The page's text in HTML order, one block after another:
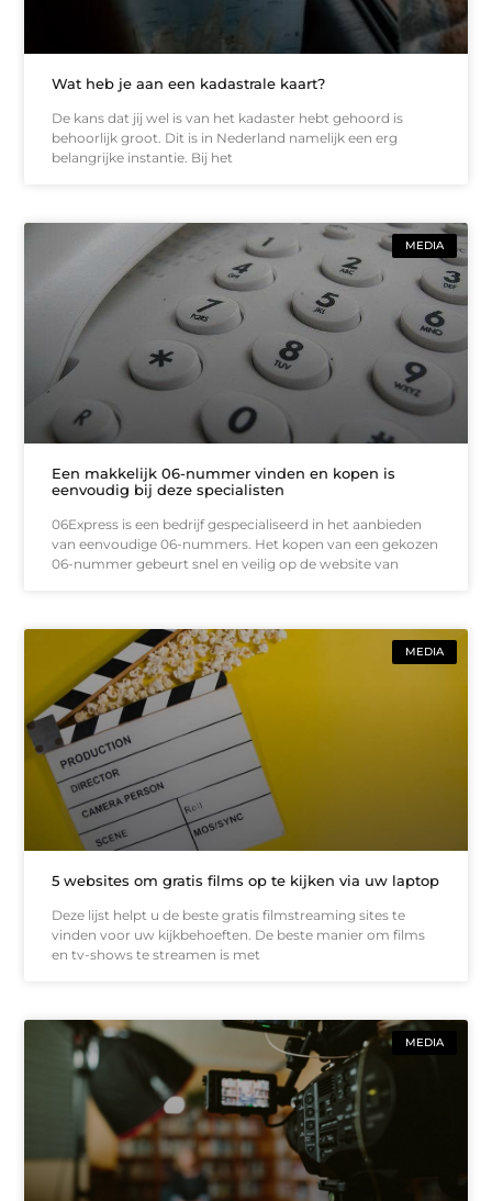
Wat heb je aan een kadastrale kaart?
De kans dat jij wel is van het kadaster hebt gehoord is
behoorlijk groot. Dit is in Nederland namelijk een erg
belangrijke instantie. Bij het
MEDIA
Een makkelijk 06-nummer vinden en kopen is
eenvoudig bij deze specialisten
06Express is een bedrijf gespecialiseerd in het aanbieden
van eenvoudige 06-nummers. Het kopen van een gekozen
06-nummer gebeurt snel en veilig op de website van
MEDIA
5 websites om gratis films op te kijken via uw laptop
Deze lijst helpt u de beste gratis filmstreaming sites te
vinden voor uw kijkbehoeften. De beste manier om films
en tv-shows te streamen is met
MEDIA